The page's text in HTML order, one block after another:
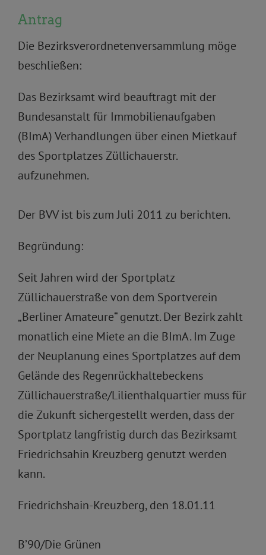
Antrag
Die Bezirksverordnetenversammlung möge
beschließen:
Das Bezirksamt wird beauftragt mit der
Bundesanstalt für Immobilienaufgaben
(BImA) Verhandlungen über einen Mietkauf
des Sportplatzes Züllichauerstr.
aufzunehmen.
Der BVV ist bis zum Juli 2011 zu berichten.
Begründung:
Seit Jahren wird der Sportplatz
Züllichauerstraße von dem Sportverein
„Berliner Amateure“ genutzt. Der Bezirk zahlt
monatlich eine Miete an die BImA. Im Zuge
der Neuplanung eines Sportplatzes auf dem
Gelände des Regenrückhaltebeckens
Züllichauerstraße/Lilienthalquartier muss für
die Zukunft sichergestellt werden, dass der
Sportplatz langfristig durch das Bezirksamt
Friedrichsahin Kreuzberg genutzt werden
kann.
Friedrichshain-Kreuzberg, den 18.01.11
B’90/Die Grünen